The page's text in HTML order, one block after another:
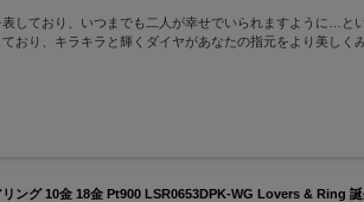
しており、いつまでも二人が幸せでいられますように…
り、キラキラと輝くダイヤがあなたの指元をより美しくみ
ング 10金 18金 Pt900 LSR0653DPK-WG Lovers & Ring